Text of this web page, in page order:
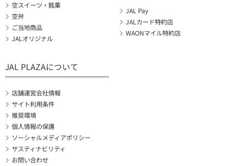
空スイーツ・銘菓
空弁
ご当地商品
JALオリジナル
JAL Pay
JALカード特約店
WAONマイル特約店
JAL PLAZAについて
店舗運営会社情報
サイト利用条件
推奨環境
個人情報の保護
ソーシャルメディアポリシー
サスティナビリティ
お問い合わせ